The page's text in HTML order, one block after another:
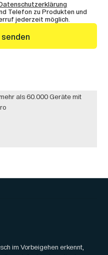
Telefon zu Produkten und
jederzeit möglich.
als 60.000 Geräte mit
im Vorbeigehen erkennt,